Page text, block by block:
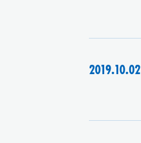
2019.10.02